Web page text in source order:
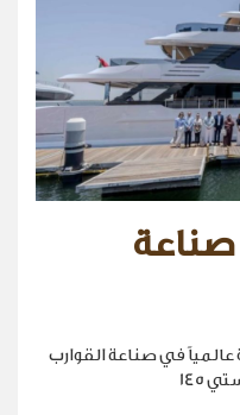
صناعة
في صناعة القوارب
145